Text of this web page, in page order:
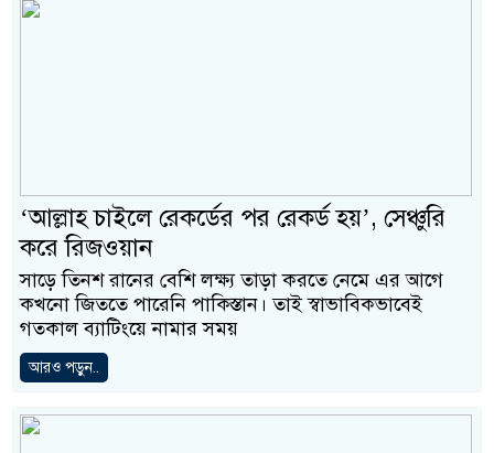
‘আল্লাহ চাইলে রেকর্ডের পর রেকর্ড হয়’, সেঞ্চুরি
করে রিজওয়ান
সাড়ে তিনশ রানের বেশি লক্ষ্য তাড়া করতে নেমে এর আগে
কখনো জিততে পারেনি পাকিস্তান। তাই স্বাভাবিকভাবেই
গতকাল ব্যাটিংয়ে নামার সময়
আরও পড়ুন..